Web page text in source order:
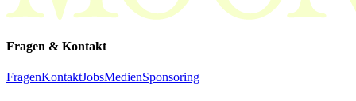
Fragen & Kontakt
FragenKontaktJobsMedienSponsoring